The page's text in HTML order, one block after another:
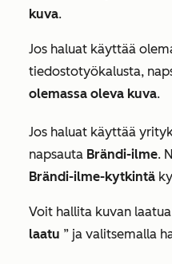
kuva.
Jos haluat käyttää
tiedostotyökalusta,
olemassa oleva kuva.
Jos haluat käyttää
napsauta Brändi-ilme.
Brändi-ilme-kytkintä
Voit hallita kuvan
laatu ” ja valitsemalla